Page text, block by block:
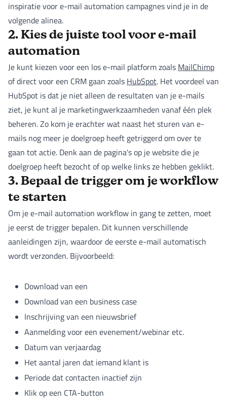
inspiratie voor e-mail automation campagnes vind je in de
volgende alinea.
2. Kies de juiste tool voor e-mail
automation
Je kunt kiezen voor een los e-mail platform zoals MailChimp
of direct voor een CRM gaan zoals HubSpot. Het voordeel van
HubSpot is dat je niet alleen de resultaten van je e-mails
ziet, je kunt al je marketingwerkzaamheden vanaf één plek
beheren. Zo kom je erachter wat naast het sturen van e-
mails nog meer je doelgroep heeft getriggerd om over te
gaan tot actie. Denk aan de pagina's op je website die je
doelgroep heeft bezocht of op welke links ze hebben geklikt.
3. Bepaal de trigger om je workflow
te starten
Om je e-mail automation workflow in gang te zetten, moet
je eerst de trigger bepalen. Dit kunnen verschillende
aanleidingen zijn, waardoor de eerste e-mail automatisch
wordt verzonden. Bijvoorbeeld:
Download van een
Download van een business case
Inschrijving van een nieuwsbrief
Aanmelding voor een evenement/webinar etc.
Datum van verjaardag
Het aantal jaren dat iemand klant is
Periode dat contacten inactief zijn
Klik op een CTA-button